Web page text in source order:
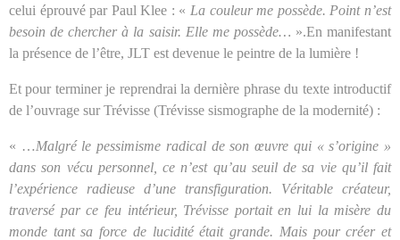
celui éprouvé par Paul Klee : « La couleur me possède. Point n’est
besoin de chercher à la saisir. Elle me possède… ».En manifestant
la présence de l’être, JLT est devenue le peintre de la lumière !
Et pour terminer je reprendrai la dernière phrase du texte introductif
de l’ouvrage sur Trévisse (Trévisse sismographe de la modernité) :
« …Malgré le pessimisme radical de son œuvre qui « s’origine »
dans son vécu personnel, ce n’est qu’au seuil de sa vie qu’il fait
l’expérience radieuse d’une transfiguration. Véritable créateur,
traversé par ce feu intérieur, Trévisse portait en lui la misère du
monde tant sa force de lucidité était grande. Mais pour créer et